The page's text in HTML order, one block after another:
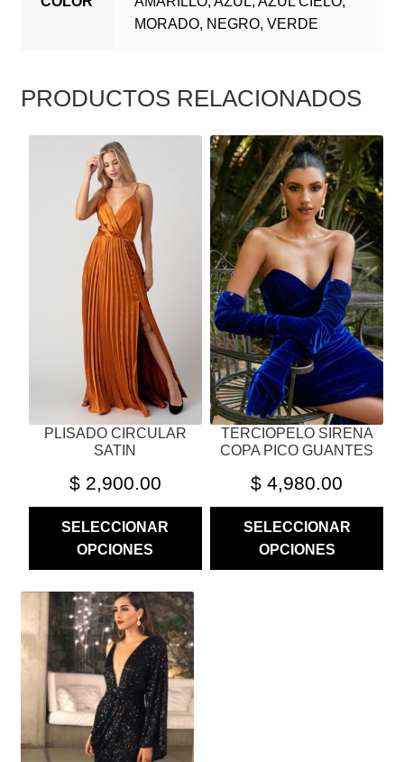
MORADO, NEGRO, VERDE
PRODUCTOS RELACIONADOS
PLISADO CIRCULAR
SATIN
$2,900.00
SELECCIONAR
OPCIONES
PRODUCTO
MÚLTIPLES
VARIANTES.
OPCIONES
PUEDEN
DE
TERCIOPELO SIRENA
COPA PICO GUANTES
$ 4,980.00
SELECCIONAR
OPCIONES
ESTE
PRODUCTO
TIENE
MÚLTIPLES
VARIANTES.
LAS
OPCIONES
SE
PUEDEN
ELEGIR
EN
LA
PÁGINA
DE
PRODUCTO
TIENE
MÚLTIPLES
VARIANTES.
OPCIONES